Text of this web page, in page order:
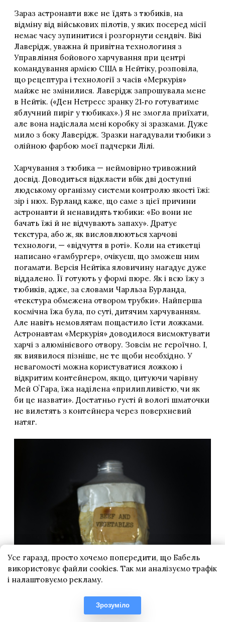
Усе гаразд, просто хочемо попередити, що Бабель
використовує файли cookies. Так ми аналізуємо трафік
і налаштовуємо рекламу.
Зрозуміло